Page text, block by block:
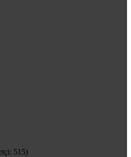
515)